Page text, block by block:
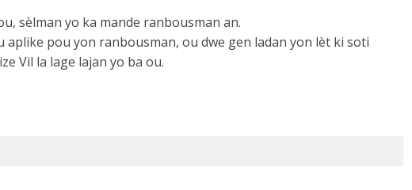
sèlman yo ka mande ranbousman an.
pou yon ranbousman, ou dwe gen ladan yon lèt ki soti
Vil la lage lajan yo ba ou.